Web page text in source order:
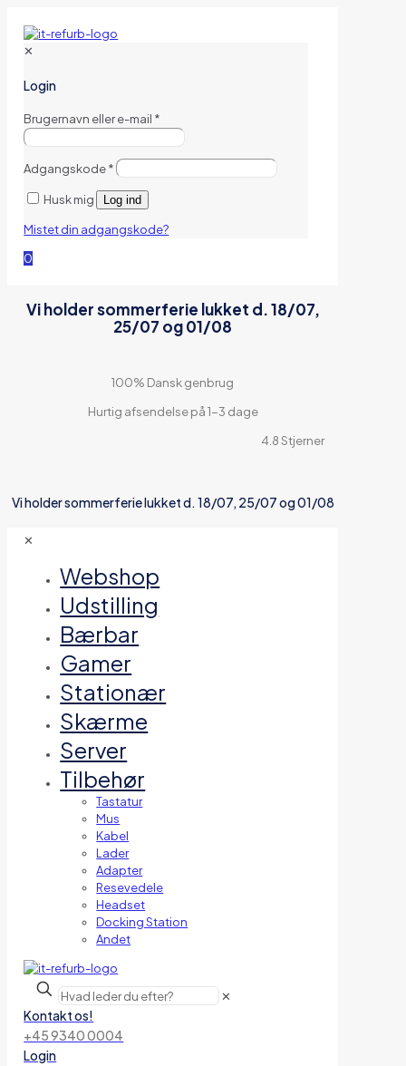
✕
Login
Brugernavn eller e-mail *
Adgangskode*
Husk mig Log ind
Mistet din adgangskode?
0
Vi holder sommerferie lukket d. 18/07,
25/07 og 01/08
100% Dansk genbrug
Hurtig afsendelse på 1-3 dage
4.8 Stjerner
Vi holder sommerferie lukket d. 18/07, 25/07 og 01/08
✕
Webshop
Udstilling
Bærbar
Gamer
Stationær
Skærme
Server
Tilbehør
Tastatur
Mus
Kabel
Lader
Adapter
Resevedele
Headset
Docking Station
Andet
✕
Kontakt os!
+45 9340 0004
Login